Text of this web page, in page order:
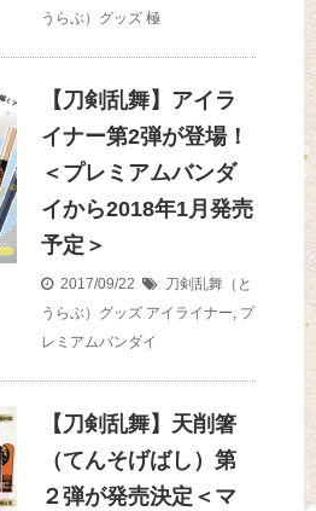
うらぶ）グッズ 極
【刀剣乱舞】アイラ
イナー第2弾が登場！
＜プレミアムバンダ
イから2018年1月発売
予定＞
2017/09/22
刀剣乱舞（と
うらぶ）グッズ アイライナー, プ
レミアムバンダイ
【刀剣乱舞】天削箸
（てんそげばし）第
２弾が発売決定＜マ